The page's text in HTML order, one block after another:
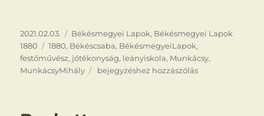
Közzétéve
2021.02.03. Kategória
Békésmegyei Lapok, Békésmegyei Lapok
1880
Címke
1880, Békéscsaba, BékésmegyeiLapok,
festőművész, jótékonyság, leányiskola, Munkácsy,
MunkácsyMihály
Munkácsy
bejegyzéshez hozzászólás